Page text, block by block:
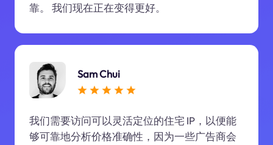
靠。 我们现在正在变得更好。
Sam Chui
我们需要访问可以灵活定位的住宅 IP，以便能
够可靠地分析价格准确性，因为一些广告商会